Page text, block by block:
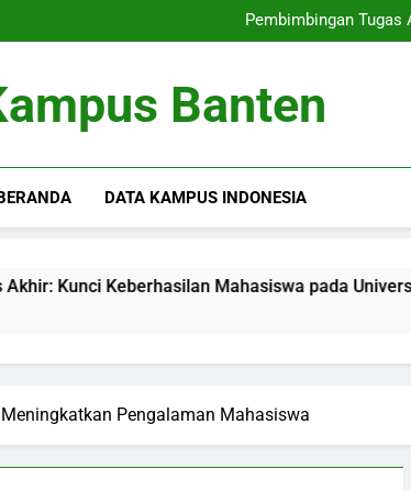
Pembimbingan Tugas
Layanan Peluang Karir
Pembimbingan Tugas
Layanan Peluang Karir
Banten
DATA KAMPUS INDONESIA
Keberhasilan Mahasiswa pada Universitas
Pengalaman Mahasiswa